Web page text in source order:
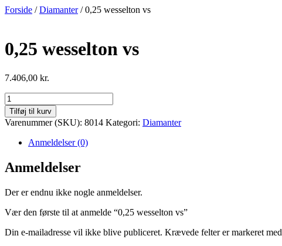
Videre
Forside /Diamanter/ 0,25 wesselton vs
0,25 wesselton vs
7.406,00 kr.
0,25
wesselton
vs
antal
Tilføj til kurv
Varenummer (SKU): 8014 Kategori: Diamanter
Anmeldelser (0)
Anmeldelser
Der er endnu ikke nogle anmeldelser.
Vær den første til at anmelde “0,25 wesselton vs”
Din e-mailadresse vil ikke blive publiceret. Krævede felter er markeret med